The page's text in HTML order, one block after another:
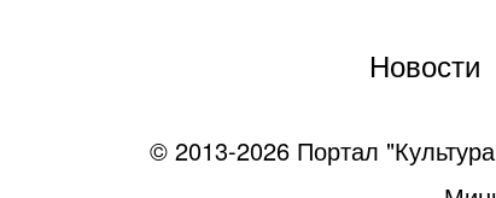
Новости
© 2013-2026 Портал